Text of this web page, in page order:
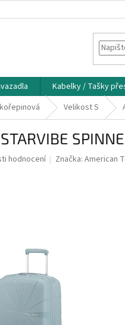
Kabelky / Tašky
Velikost S
hodnocení Značka:American